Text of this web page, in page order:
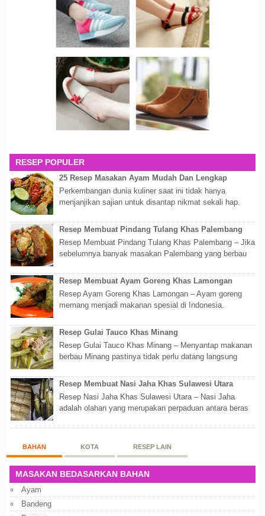
RESEP POPULER
25 Resep Masakan Ayam Mudah Dan Lengkap
Perkembangan dunia kuliner saat ini tidak hanya
menjanjikan sajian untuk disantap nikmat sekali hap.
Resep Membuat Pindang Tulang Khas Palembang
Resep Membuat Pindang Tulang Khas Palembang – Jika
sebelumnya banyak masakan Palembang yang berbau
Resep Membuat Ayam Goreng Khas Lamongan
Resep Ayam Goreng Khas Lamongan – Ayam goreng
memang menjadi makanan spesial di Indonesia.
Resep Gulai Tauco Khas Minang
Resep Gulai Tauco Khas Minang – Menyantap makanan
berbau Minang pastinya tidak perlu datang langsung
Resep Membuat Nasi Jaha Khas Sulawesi Utara
Resep Nasi Jaha Khas Sulawesi Utara – Nasi Jaha
adalah olahan yang merupakan perpaduan antara beras
BAHAN KOTA RESEP LAIN
MASAKAN BEDASARKAN BAHAN
Ayam
Bandeng